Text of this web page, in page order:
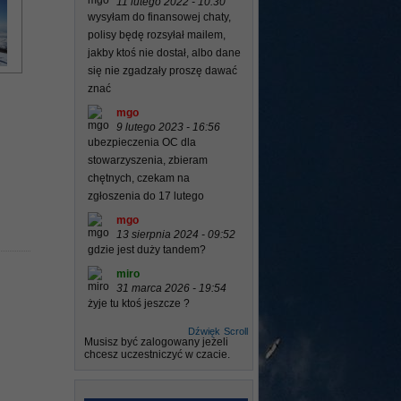
wysyłam do finansowej chaty,
polisy będę rozsyłał mailem,
jakby ktoś nie dostał, albo dane
się nie zgadzały proszę dawać
znać
mgo
9 lutego 2023 - 16:56
ubezpieczenia OC dla
stowarzyszenia, zbieram
chętnych, czekam na
zgłoszenia do 17 lutego
mgo
13 sierpnia 2024 - 09:52
gdzie jest duży tandem?
miro
31 marca 2026 - 19:54
żyje tu ktoś jeszcze ?
Scroll
Dźwięk
Musisz być zalogowany jeżeli
chcesz uczestniczyć w czacie.